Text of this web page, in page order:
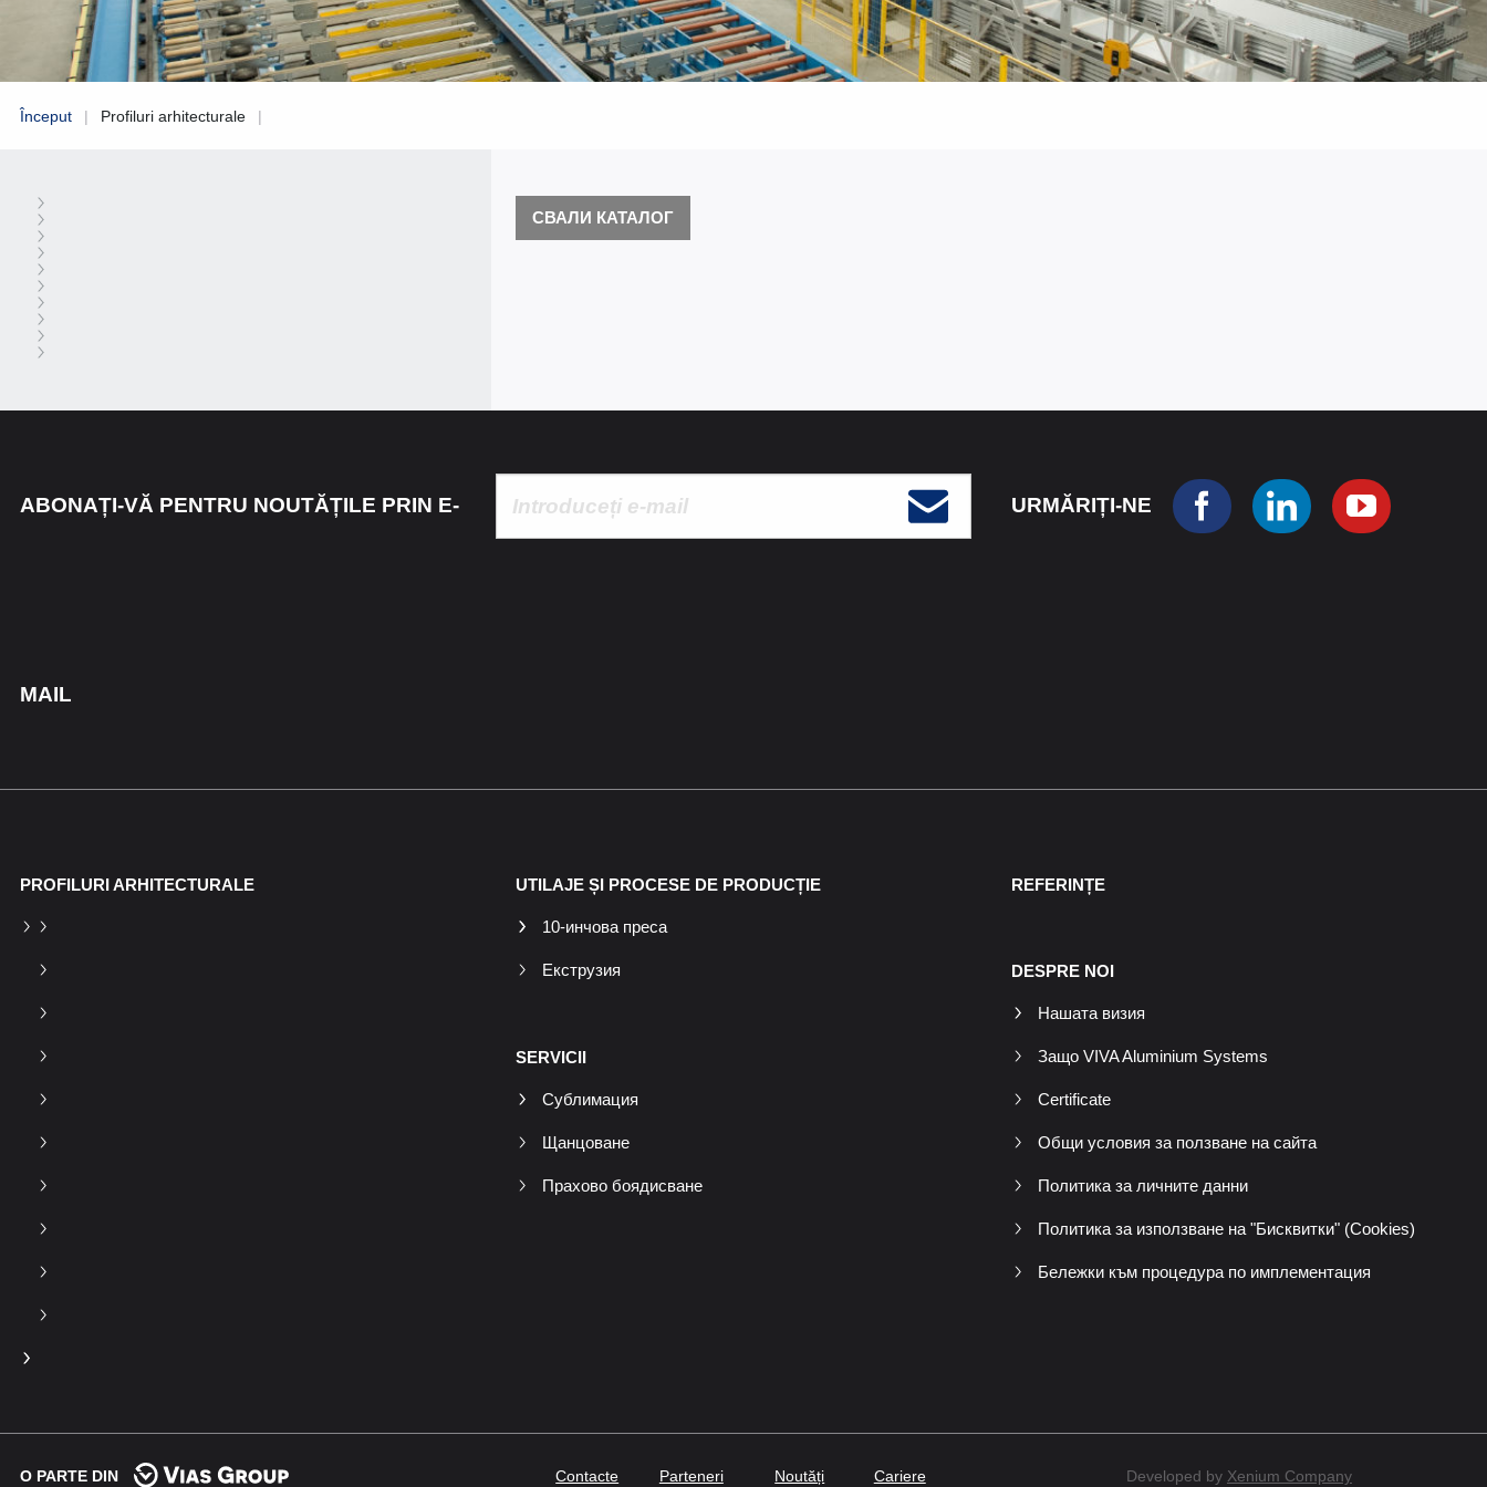
Început | Profiluri arhitecturale |
СВАЛИ КАТАЛОГ
ABONAȚI-VĂ PENTRU NOUTĂȚILE PRIN E-
MAIL
URMĂRIȚI-NE
PROFILURI ARHITECTURALE UTILAJE ȘI PROCESE DE PRODUCȚIE
10-инчова преса
Екструзия
SERVICII
Сублимация
Щанцоване
Прахово боядисване
REFERINȚE
DESPRE NOI
Нашата визия
Защо VIVA Aluminium Systems
Certificate
Общи условия за ползване на сайта
Политика за личните данни
Политика за използване на "Бисквитки" (Cookies)
Бележки към процедура по имплементация
O PARTE DIN Contacte Parteneri Noutăți Cariere Developed by Xenium Company